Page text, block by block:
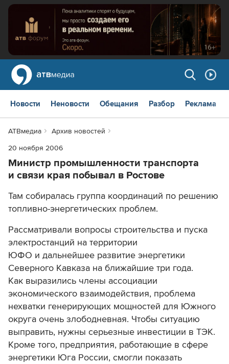
Новости Неновости Обещания Разбор Реклама
АТВмедиа
Архив новостей
20 ноября 2006
Министр промышленности транспорта
и связи края побывал в Ростове
Там собиралась группа координаций по решению
топливно-энергетических проблем.
Рассматривали вопросы строительства и пуска
электростанций на территории
ЮФО и дальнейшее развитие энергетики
Северного Кавказа на ближайшие три года.
Как выразились члены ассоциации
экономического взаимодействия, проблема
нехватки генерирующих мощностей для Южного
округа очень злободневная. Чтобы ситуацию
выправить, нужны серьезные инвестиции в ТЭК.
Кроме того, предприятия, работающие в сфере
энергетики Юга России, смогли показать